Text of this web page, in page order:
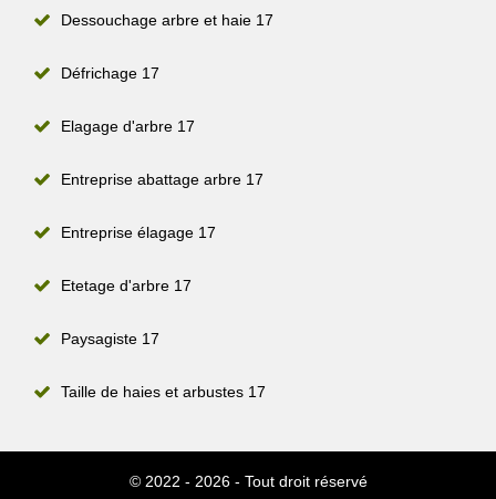
Dessouchage arbre et haie 17
Défrichage 17
Elagage d'arbre 17
Entreprise abattage arbre 17
Entreprise élagage 17
Etetage d'arbre 17
Paysagiste 17
Taille de haies et arbustes 17
© 2022 - 2026 - Tout droit réservé